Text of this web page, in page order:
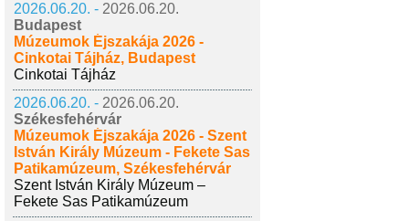
2026.06.20. - 2026.06.20.
Budapest
Múzeumok Éjszakája 2026 -
Cinkotai Tájház, Budapest
Cinkotai Tájház
2026.06.20. - 2026.06.20.
Székesfehérvár
Múzeumok Éjszakája 2026 - Szent
István Király Múzeum - Fekete Sas
Patikamúzeum, Székesfehérvár
Szent István Király Múzeum –
Fekete Sas Patikamúzeum